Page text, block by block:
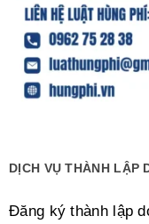
DỊCH VỤ THÀNH LẬP
Đăng ký thành lập